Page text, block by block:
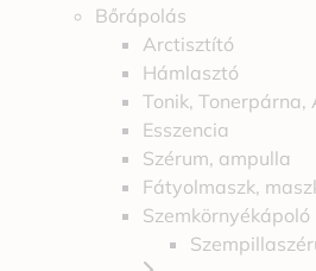
Bőrápolás
Arctisztító
Hámlasztó
Tonik, Tonerpárna,
Esszencia
Szérum, ampulla
Fátyolmaszk,
Szemkörnyékápoló